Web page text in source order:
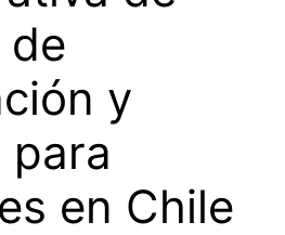
de
y
en Chile